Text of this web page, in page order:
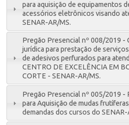
para aquisição de equipamentos
acessórios eletrônicos visando
SENAR-AR/MS.
Pregão Presencial nº 008/2019 -
jurídica para prestação de
de adesivos perfurados para
CENTRO DE EXCELÊNCIA EM
CORTE - SENAR-AR/MS.
Pregão Presencial nº 005/2019 -
para Aquisição de mudas
demandas dos cursos do SENAR-